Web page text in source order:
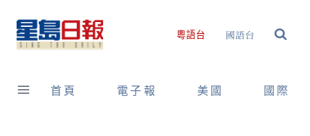
content
粵語台 國語台
首頁 電子報 美國 國際